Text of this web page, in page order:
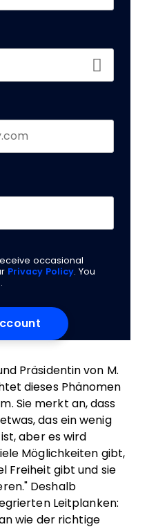
occasional
Privacy Policy. You
Präsidentin von M.
dieses Phänomen
Sie merkt an, dass
das ein wenig
aber es wird
Möglichkeiten gibt,
Freiheit gibt und sie
Deshalb
Leitplanken:
wie der richtige